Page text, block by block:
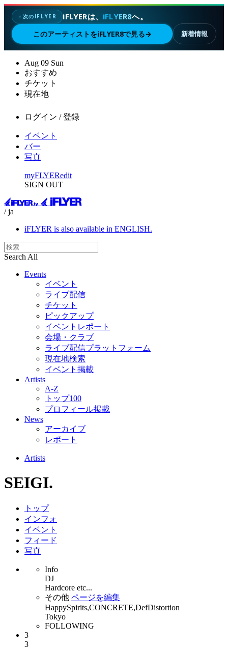
✦次のIFLYER iFLYERは、 iFLYER8へ。
このアーティストをiFLYER8で見る→ 新着情報
Aug 09 Sun
おすすめ
チケット
現在地
ログイン / 登録
イベント
バー
写真
myFLYERedit
SIGN OUT
/ ja
iFLYER is also available in ENGLISH.
Search All
Events
イベント
ライブ配信
チケット
ピックアップ
イベントレポート
会場・クラブ
ライブ配信プラットフォーム
現在地検索
イベント掲載
Artists
A-Z
トップ100
プロフィール掲載
News
アーカイブ
レポート
Artists
SEIGI.
トップ
インフォ
イベント
フィード
写真
Info
DJ
Hardcore etc...
その他 ページを編集
HappySpirits,CONCRETE,DefDistortion
Tokyo
FOLLOWING
3
3